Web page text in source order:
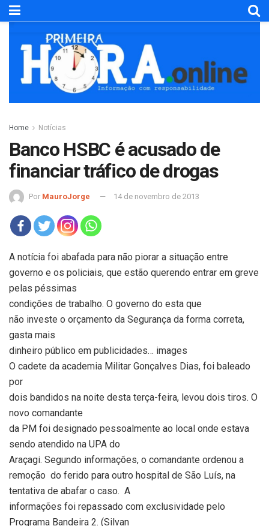
Home Notícias
Banco HSBC é acusado de
financiar tráfico de drogas
Por MauroJorge 14 de novembro de 2013
A notícia foi abafada para não piorar a situação entre
governo e os policiais, que estão querendo entrar em greve
pelas péssimas
condições de trabalho. O governo do esta que
não investe o orçamento da Segurança da forma correta,
gasta mais
dinheiro público em publicidades… images
O cadete da academia Militar Gonçalves Dias, foi baleado
por
dois bandidos na noite desta terça-feira, levou dois tiros. O
novo comandante
da PM foi designado pessoalmente ao local onde estava
sendo atendido na UPA do
Araçagi. Segundo informações, o comandante ordenou a
remoção do ferido para outro hospital de São Luís, na
tentativa de abafar o caso. A
informações foi repassado com exclusividade pelo
Programa Bandeira 2. (Silvan